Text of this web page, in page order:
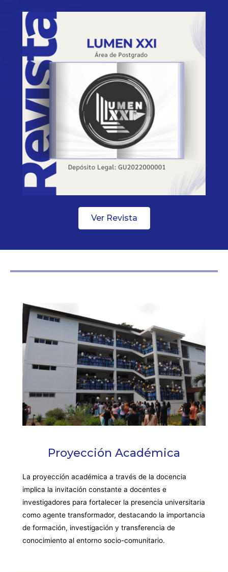
Ver Revista
Proyección Académica
La proyección académica a través de la docencia
implica la invitación constante a docentes e
investigadores para fortalecer la presencia universitaria
como agente transformador, destacando la importancia
de formación, investigación y transferencia de
conocimiento al entorno socio-comunitario.